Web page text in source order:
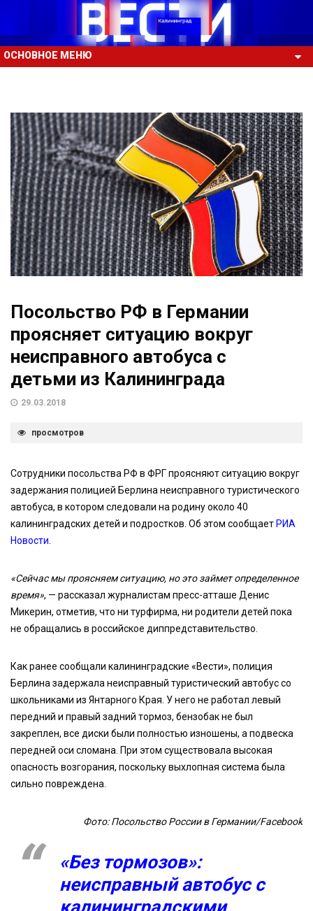
ОСНОВНОЕ МЕНЮ
Посольство РФ в Германии
проясняет ситуацию вокруг
неисправного автобуса с
детьми из Калининграда
29.03.2018
просмотров
Сотрудники посольства РФ в ФРГ проясняют ситуацию вокруг
задержания полицией Берлина неисправного туристического
автобуса, в котором следовали на родину около 40
калининградских детей и подростков. Об этом сообщает РИА
Новости.
«Сейчас мы проясняем ситуацию, но это займет определенное
время», — рассказал журналистам пресс-атташе Денис
Микерин, отметив, что ни турфирма, ни родители детей пока
не обращались в российское диппредставительство.
Как ранее сообщали калининградские «Вести», полиция
Берлина задержала неисправный туристический автобус со
школьниками из Янтарного Края. У него не работал левый
передний и правый задний тормоз, бензобак не был
закреплен, все диски были полностью изношены, а подвеска
передней оси сломана. При этом существовала высокая
опасность возгорания, поскольку выхлопная система была
сильно повреждена.
Фото: Посольство России в Германии/Facebook
«Без тормозов»:
неисправный автобус с